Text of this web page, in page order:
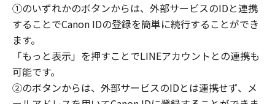
①のいずれかのボタンからは、外部サービスのIDと連携
することでCanon IDの登録を簡単に続行することができ
ます。
「もっと表示」を押すことでLINEアカウントとの連携も
可能です。
②のボタンからは、外部サービスのIDとは連携せず、メ